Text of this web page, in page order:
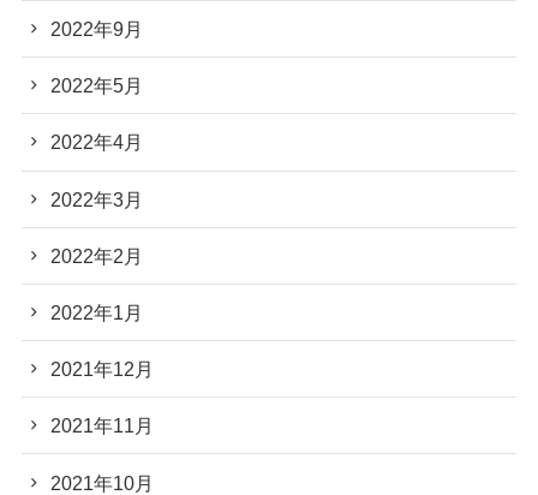
2022年9月
2022年5月
2022年4月
2022年3月
2022年2月
2022年1月
2021年12月
2021年11月
2021年10月